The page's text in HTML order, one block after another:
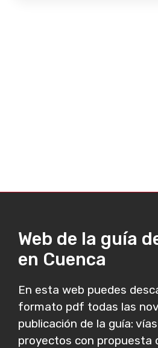
Web de la guía
en Cuenca
En esta web puedes
formato pdf todas las
publicación de la guía:
proyectos con propuesta